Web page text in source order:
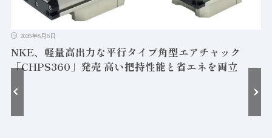
2026年8月6日
NKE、軽量高出力な平行タイプ角型エアチャック
「CHPS360」発売 高い把持性能と省エネを両立